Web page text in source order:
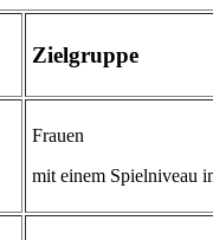
Zielgruppe
Frauen
mit einem Spielniveau